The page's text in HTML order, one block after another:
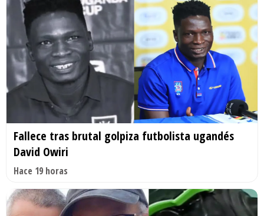
Fallece tras brutal golpiza futbolista ugandés
David Owiri
Hace 19 horas